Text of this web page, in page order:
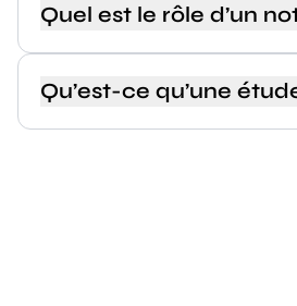
Quel est le rôle d’un
Qu’est-ce qu’une